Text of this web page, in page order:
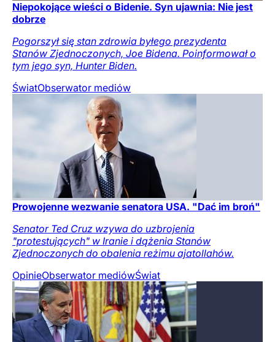
Niepokojące wieści o Bidenie. Syn ujawnia: Nie jest
dobrze
Pogorszył się stan zdrowia byłego prezydenta
Stanów Zjednoczonych, Joe Bidena. Poinformował o
tym jego syn, Hunter Biden.
ŚwiatObserwator mediów
Prowojenne wezwanie senatora USA. "Dać im broń"
Senator Ted Cruz wzywa do uzbrojenia
"protestujących" w Iranie i dążenia Stanów
Zjednoczonych do obalenia reżimu ajatollahów.
OpinieObserwator mediówŚwiat